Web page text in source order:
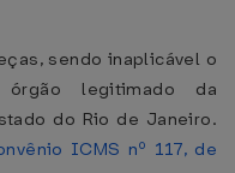
sendo inaplicável o
legitimado da
do Rio de Janeiro.
ICMS nº 117, de